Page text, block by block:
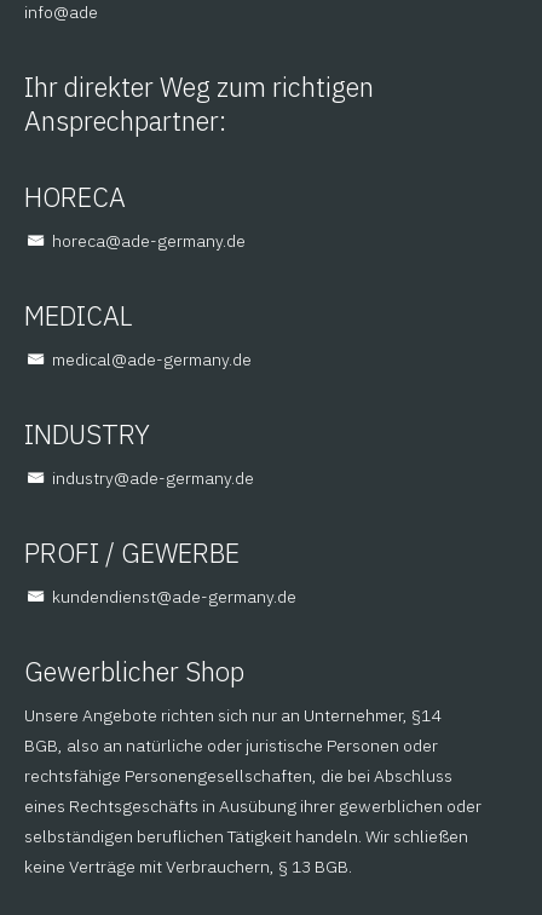
eda
@ofni
Ihr direkter Weg zum richtigen
Ansprechpartner:
HORECA
ed.ynamreg-eda
@aceroh
MEDICAL
ed.ynamreg-eda
@lacidem
INDUSTRY
ed.ynamreg-eda
@yrtsudni
PROFI / GEWERBE
ed.ynamreg-eda
@tsneidnednuk
Gewerblicher Shop
Unsere Angebote richten sich nur an Unternehmer, §14
BGB, also an natürliche oder juristische Personen oder
rechtsfähige Personengesellschaften, die bei Abschluss
eines Rechtsgeschäfts in Ausübung ihrer gewerblichen oder
selbständigen beruflichen Tätigkeit handeln. Wir schließen
keine Verträge mit Verbrauchern, § 13 BGB.